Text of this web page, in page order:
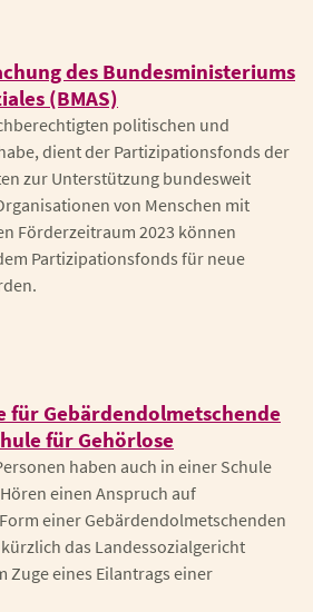
des Bundesministeriums
(BMAS)
politischen und
dient der Partizipationsfonds der
zur Unterstützung bundesweit
von Menschen mit
Förderzeitraum 2023 können
Partizipationsfonds für neue
für Gebärdendolmetschende
für Gehörlose
haben auch in einer Schule
einen Anspruch auf
einer Gebärdendolmetschenden
das Landessozialgericht
Zuge eines Eilantrags einer